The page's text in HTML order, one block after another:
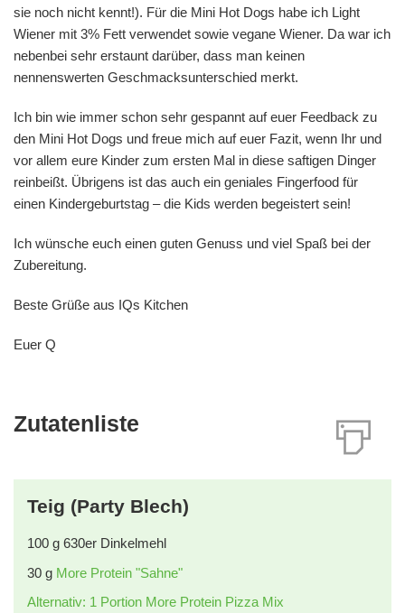
sie noch nicht kennt!). Für die Mini Hot Dogs habe ich Light
Wiener mit 3% Fett verwendet sowie vegane Wiener. Da war ich
nebenbei sehr erstaunt darüber, dass man keinen
nennenswerten Geschmacksunterschied merkt.
Ich bin wie immer schon sehr gespannt auf euer Feedback zu
den Mini Hot Dogs und freue mich auf euer Fazit, wenn Ihr und
vor allem eure Kinder zum ersten Mal in diese saftigen Dinger
reinbeißt. Übrigens ist das auch ein geniales Fingerfood für
einen Kindergeburtstag – die Kids werden begeistert sein!
Ich wünsche euch einen guten Genuss und viel Spaß bei der
Zubereitung.
Beste Grüße aus IQs Kitchen
Euer Q
Zutatenliste
Teig (Party Blech)
100 g 630er Dinkelmehl
30 g More Protein "Sahne"
Alternativ: 1 Portion More Protein Pizza Mix